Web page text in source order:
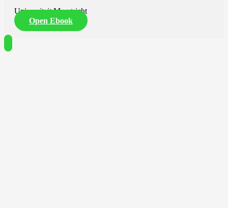
Universiteit Maastricht
Open Ebook